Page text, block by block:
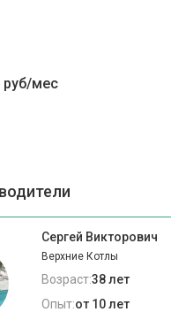
руб/мес
Сергей Викторович
Верхние Котлы
Возраст:38 лет
Опыт:от 10 лет